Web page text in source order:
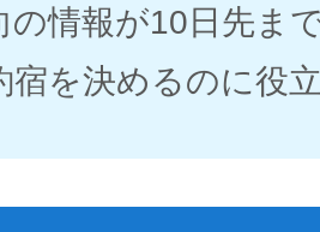
の情報が10日先ま
宿を決めるのに役